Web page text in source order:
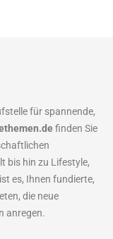
für spannende,
finden Sie
bis hin zu Lifestyle,
es, Ihnen fundierte,
die neue
anregen.